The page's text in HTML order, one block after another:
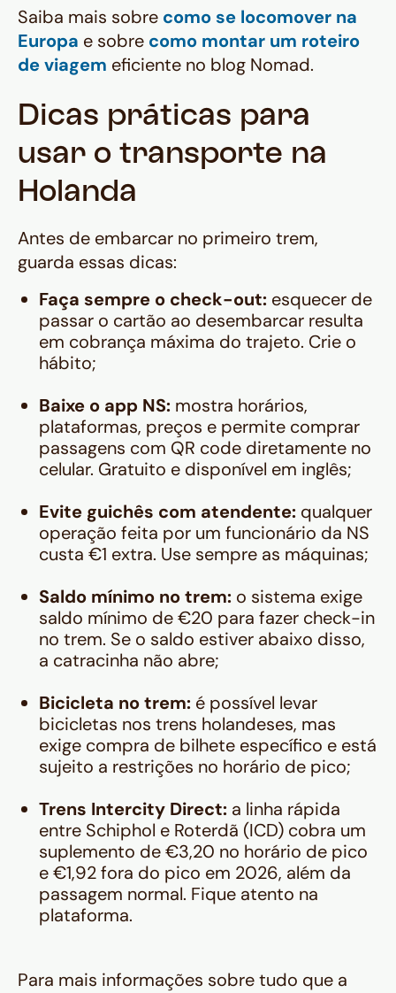
Saiba mais sobre como se locomover na
Europa e sobre como montar um roteiro
de viagem eficiente no blog Nomad.
Dicas práticas para
usar o transporte na
Holanda
Antes de embarcar no primeiro trem,
guarda essas dicas:
Faça sempre o check-out: esquecer de
passar o cartão ao desembarcar resulta
em cobrança máxima do trajeto. Crie o
hábito;
Baixe o app NS: mostra horários,
plataformas, preços e permite comprar
passagens com QR code diretamente no
celular. Gratuito e disponível em inglês;
Evite guichês com atendente: qualquer
operação feita por um funcionário da NS
custa €1 extra. Use sempre as máquinas;
Saldo mínimo no trem: o sistema exige
saldo mínimo de €20 para fazer check-in
no trem. Se o saldo estiver abaixo disso,
a catracinha não abre;
Bicicleta no trem: é possível levar
bicicletas nos trens holandeses, mas
exige compra de bilhete específico e está
sujeito a restrições no horário de pico;
Trens Intercity Direct: a linha rápida
entre Schiphol e Roterdã (ICD) cobra um
suplemento de €3,20 no horário de pico
e €1,92 fora do pico em 2026, além da
passagem normal. Fique atento na
plataforma.
Para mais informações sobre tudo que a